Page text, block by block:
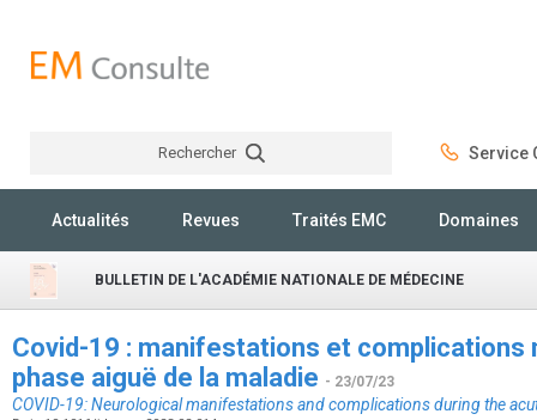
Rechercher Service
Actualités Revues Traités EMC Domaines
BULLETIN DE L'ACADÉMIE NATIONALE DE MÉDECINE
Covid-19 : manifestations et complications
phase aiguë de la maladie - 23/07/23
COVID-19: Neurological manifestations and complications during the